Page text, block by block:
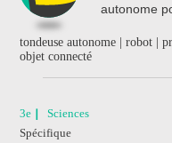
autonome
tondeuse autonome | robot |
objet connecté
3e
Sciences
Spécifique